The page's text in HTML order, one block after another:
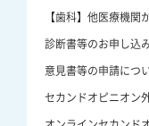
【歯科】他医療機
診断書等のお申し込
意見書等の申請につ
セカンドオピニオン